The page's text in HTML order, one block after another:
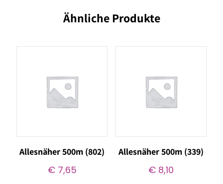
Ähnliche Produkte
Allesnäher 500m (802)
€7,65
Allesnäher 500m (339)
€8,10